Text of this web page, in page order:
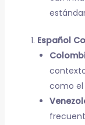
Español
como el